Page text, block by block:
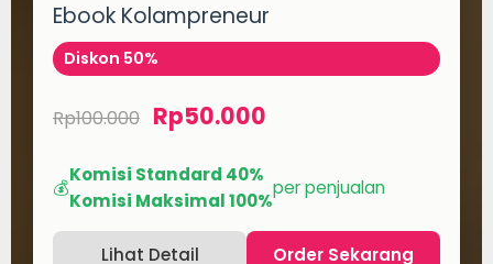
Ebook Kolampreneur
Diskon 50%
Rp100.000 Rp50.000
💰
Komisi Standard 40%
Komisi Maksimal 100%
per penjualan
Lihat Detail Order Sekarang